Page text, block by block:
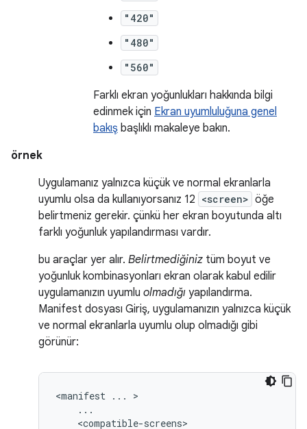
"420"
"480"
"560"
Farklı ekran yoğunlukları hakkında bilgi
edinmek için Ekran uyumluluğuna genel
bakış başlıklı makaleye bakın.
örnek
Uygulamanız yalnızca küçük ve normal ekranlarla
uyumlu olsa da kullanıyorsanız 12 <screen> öğe
belirtmeniz gerekir. çünkü her ekran boyutunda altı
farklı yoğunluk yapılandırması vardır.
bu araçlar yer alır. Belirtmediğiniz tüm boyut ve
yoğunluk kombinasyonları ekran olarak kabul edilir
uygulamanızın uyumlu olmadığı yapılandırma.
Manifest dosyası Giriş, uygulamanızın yalnızca küçük
ve normal ekranlarla uyumlu olup olmadığı gibi
görünür:
<manifest ...